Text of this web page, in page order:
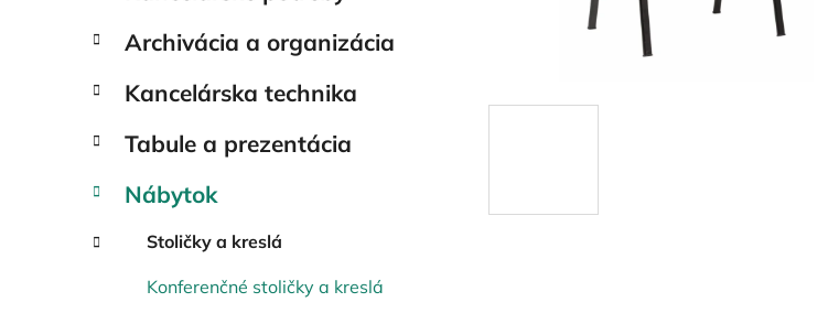
l
Archivácia a organizácia
Kancelárska technika
Tabule a prezentácia
Nábytok
Stoličky a kreslá
Konferenčné stoličky a kreslá